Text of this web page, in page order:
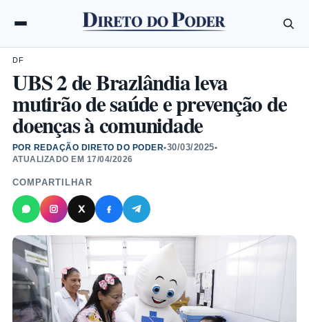
DF
UBS 2 de Brazlândia leva
mutirão de saúde e prevenção de
doenças à comunidade
POR REDAÇÃO DIRETO DO PODER•30/03/2025•
ATUALIZADO EM 17/04/2026
COMPARTILHAR